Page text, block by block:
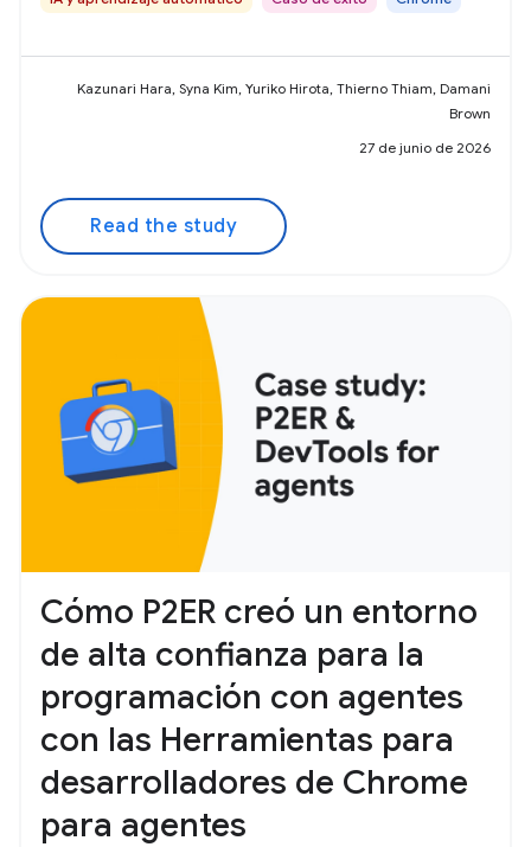
Kazunari Hara, Syna Kim, Yuriko Hirota, Thierno Thiam, Damani
Brown
27 de junio de 2026
Read the study
Cómo P2ER creó un entorno
de alta confianza para la
programación con agentes
con las Herramientas para
desarrolladores de Chrome
para agentes